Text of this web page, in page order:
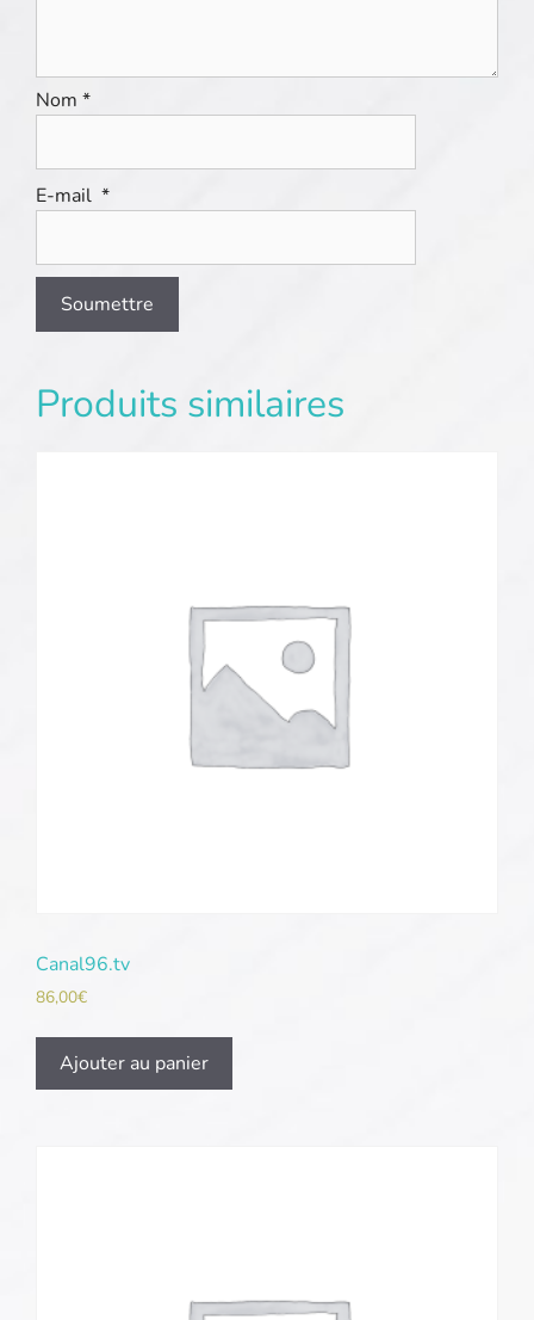
Nom *
E-mail *
Produits similaires
Canal96.tv
86,00€
Ajouter au panier